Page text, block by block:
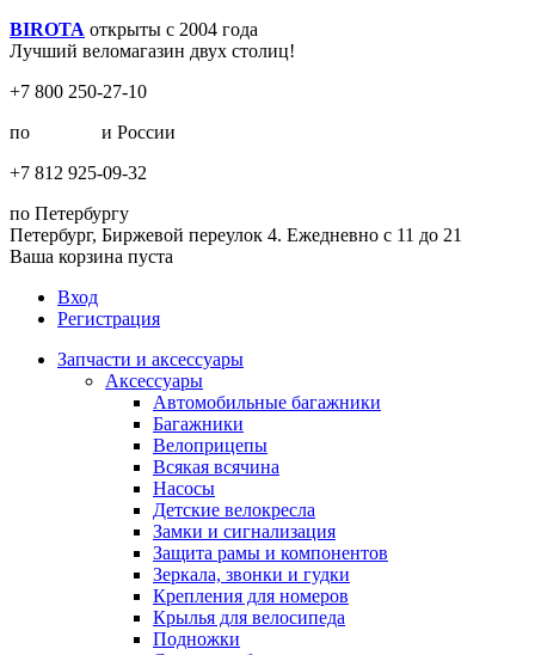
BIROTA открыты с 2004 года
Лучший веломагазин двух столиц!
+7 800 250-27-10
по
и России
+7 812 925-09-32
по Петербургу
Петербург, Биржевой переулок 4. Ежедневно с 11 до 21
Ваша корзина пуста
Вход
Регистрация
Запчасти и аксессуары
Аксессуары
Автомобильные багажники
Багажники
Велоприцепы
Всякая всячина
Насосы
Детские велокресла
Замки и сигнализация
Защита рамы и компонентов
Зеркала, звонки и гудки
Крепления для номеров
Крылья для велосипеда
Подножки